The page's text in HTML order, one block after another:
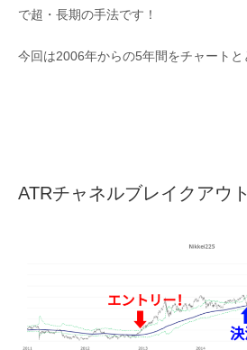
で超・長期の手法です！
今回は2006年からの5年間をチャートと
ATRチャネルブレイクア